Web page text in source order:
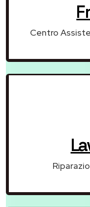
Centro